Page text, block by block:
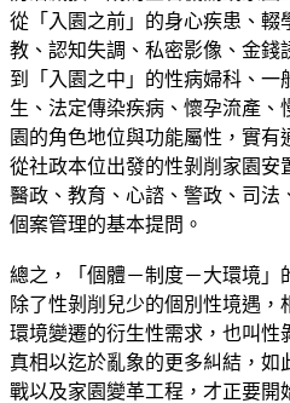
從「入園之前」的身心疾患、輟
教、認知失調、私密影像、金錢
到「入園之中」的性病婦科、一
生、法定傳染疾病、懷孕流產、
園的角色地位與功能屬性，實有
從社政本位出發的性剝削家園安
醫政、教育、心諮、警政、司法
個案管理的基本提問。
總之，「個體－制度－大環境」
除了性剝削兒少的個別性境遇
環境變遷的衍生性需求，也叫性
真相以迄於亂象的更多糾結，
戰以及家園變革工程，才正要開